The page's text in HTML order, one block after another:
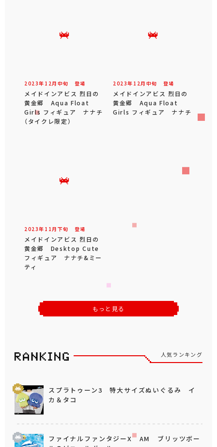
2023年 12 月 中旬 登場
メイドインアビス 烈日の
黄金郷 Aqua Float
Girls フィギュア ナナチ
（タイクレ限定）
2023年 12 月 中旬 登場
メイドインアビス 烈日の
黄金郷 Aqua Float
Girls フィギュア ナナチ
2023年 11 月 下旬 登場
メイドインアビス 烈日の
黄金郷 Desktop Cute
フィギュア ナナチ&ミー
ティ
もっと見る
人気ランキング
スプラトゥーン3 特大サイズぬいぐるみ イ
カ＆タコ
ファイナルファンタジーX AM ブリッツボー